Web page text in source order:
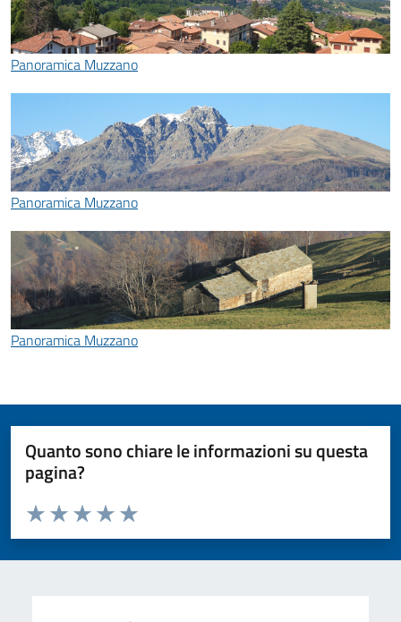
Panoramica Muzzano
Panoramica Muzzano
Panoramica Muzzano
Quanto sono chiare le informazioni su questa
pagina?
Valuta da 1 a 5 stelle la pagina
Valuta 5 stelle su 5
Valuta 4 stelle su 5
Valuta 3 stelle su 5
Valuta 2 stelle su 5
Valuta 1 stelle su 5